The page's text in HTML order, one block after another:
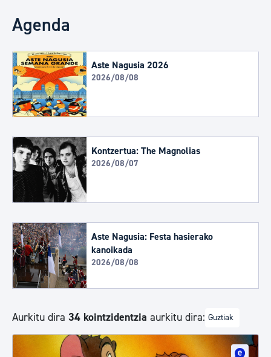
Agenda
Aste Nagusia 2026
2026/08/08
Kontzertua: The Magnolias
2026/08/07
Aste Nagusia: Festa hasierako
kanoikada
2026/08/08
Aurkitu dira 34 kointzidentzia aurkitu dira: Guztiak